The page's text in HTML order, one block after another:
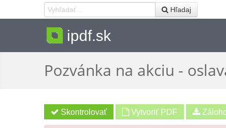
 Hľadaj
ipdf.sk
Pozvánka na akciu -
Vytvoriť PDF